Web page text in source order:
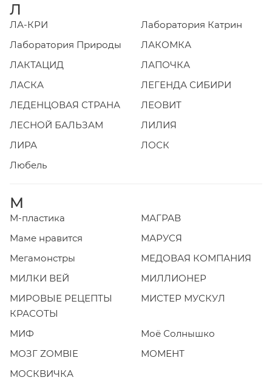
Л
ЛА-КРИ
Лаборатория Катрин
Лаборатория Природы
ЛАКОМКА
ЛАКТАЦИД
ЛАПОЧКА
ЛАСКА
ЛЕГЕНДА СИБИРИ
ЛЕДЕНЦОВАЯ СТРАНА
ЛЕОВИТ
ЛЕСНОЙ БАЛЬЗАМ
ЛИЛИЯ
ЛИРА
ЛОСК
Любель
М
М-пластика
МАГРАВ
Маме нравится
МАРУСЯ
Мегамонстры
МЕДОВАЯ КОМПАНИЯ
МИЛКИ ВЕЙ
МИЛЛИОНЕР
МИРОВЫЕ РЕЦЕПТЫ
КРАСОТЫ
МИСТЕР МУСКУЛ
МИФ
Моё Солнышко
МОЗГ ZOMBIE
МОМЕНТ
МОСКВИЧКА